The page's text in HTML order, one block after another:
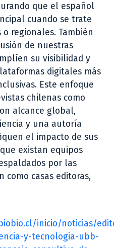
que el español
cuando se trate
regionales. También
de nuestras
su visibilidad y
digitales más
Este enfoque
chilenas como
alcance global,
y una autoría
el impacto de sus
existan equipos
por las
como casas editoras,
inicio/noticias/
y-tecnologia-ubb-